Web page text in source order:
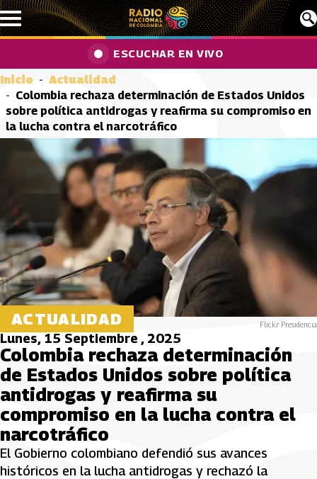
Pasar al contenido principal
ESCUCHAR EN VIVO
Inicio
Actualidad
Colombia rechaza determinación de Estados Unidos
sobre política antidrogas y reafirma su compromiso en
la lucha contra el narcotráfico
ACTUALIDAD Flickr Presidencia
Lunes, 15 Septiembre , 2025
Colombia rechaza determinación
de Estados Unidos sobre política
antidrogas y reafirma su
compromiso en la lucha contra el
narcotráfico
El Gobierno colombiano defendió sus avances
históricos en la lucha antidrogas y rechazó la